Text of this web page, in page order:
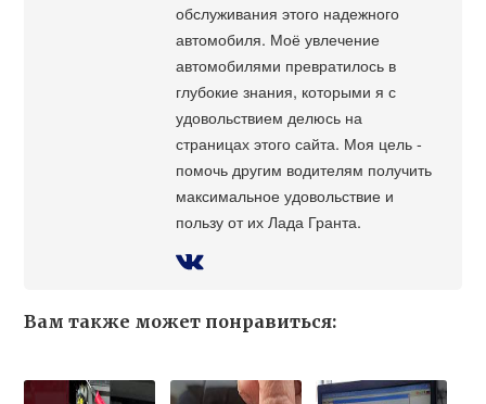
обслуживания этого надежного
автомобиля. Моё увлечение
автомобилями превратилось в
глубокие знания, которыми я с
удовольствием делюсь на
страницах этого сайта. Моя цель -
помочь другим водителям получить
максимальное удовольствие и
пользу от их Лада Гранта.
Вам также может понравиться: